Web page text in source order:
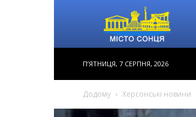
П’ЯТНИЦЯ, 7 СЕРПНЯ, 2026
Додому Херсонські новини